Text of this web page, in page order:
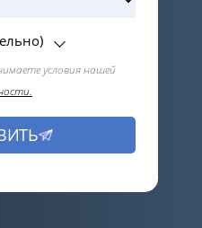
условия нашей